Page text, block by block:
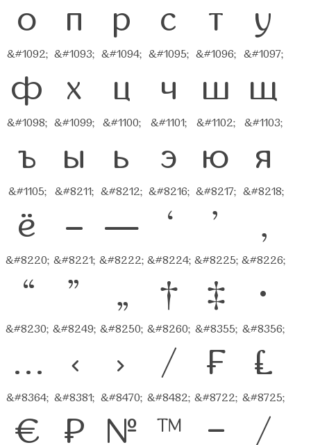
о п р с т у
&#1092;
ф
&#1093;
х
&#1094;
ц
&#1095;
ч
&#1096;
ш
&#1097;
щ
&#1098;
ъ
&#1099;
ы
&#1100;
ь
&#1101;
э
&#1102;
ю
&#1103;
я
&#1105;
ё
&#8211;
–
&#8212;
—
&#8216;
‘
&#8217;
’
&#8218;
‚
&#8220;
“
&#8221;
”
&#8222;
„
&#8224;
†
&#8225;
‡
&#8226;
•
&#8230;
…
&#8249;
‹
&#8250;
›
&#8260;
⁄
&#8355;
₣
&#8356;
₤
&#8364;
€
&#8381;
₽
&#8470;
№
&#8482;
™
&#8722;
−
&#8725;
∕